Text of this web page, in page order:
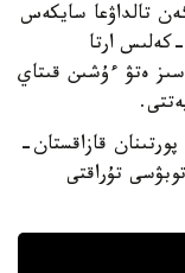
تالداۋعا سايكەس
كەلىس ارتا
ەتۋ ءۇشىن قىتاي
قازاقستان-
اۆتوبۋسى تۇراقتى